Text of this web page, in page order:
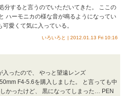
分すると言うのでいただいてきた。 ここの
ハーモニカの様な音が鳴るようになってい
愛くて気に入っている。
いろいろと | 2012.01.13 Fri 10:16
入ったので、 やっと望遠レンズ
F4-5.6を購入しました。 と言っても中
かったけど、 黒になってしまった… PEN